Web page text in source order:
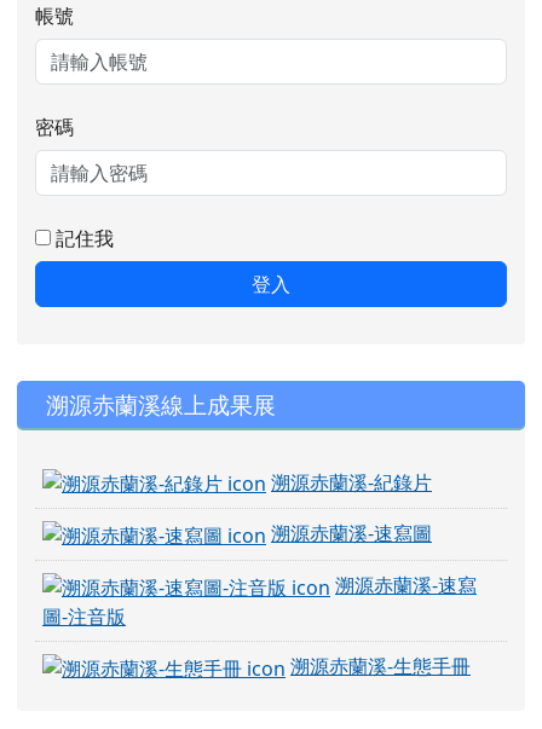
帳號
密碼
記住我
登入
右邊區域內容
溯源赤蘭溪線上成果展
溯源赤蘭溪-紀錄片
溯源赤蘭溪-速寫圖
溯源赤蘭溪-速寫
圖-注音版
溯源赤蘭溪-生態手冊